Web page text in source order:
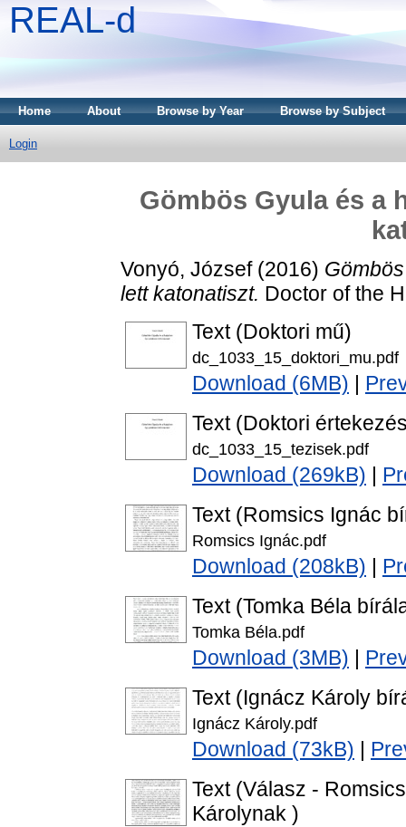
REAL-d
Home About Browse by Year Browse by Subject
Login
Gömbös Gyula és a
Vonyó, József(2016)
lett katonatiszt. Doctor of the
Text (Doktori mű)
dc_1033_15_doktori_mu.pdf
Download (6MB)
Text (Doktori
dc_1033_15_tezisek.pdf
Download (269kB)
Text (Romsics Ignác
Romsics Ignác.pdf
Download (208kB)
Text (Tomka Béla
Tomka Béla.pdf
Download (3MB)
Text (Ignácz Károly
Ignácz Károly.pdf
Download (73kB)
Text (Válasz -
Károlynak )